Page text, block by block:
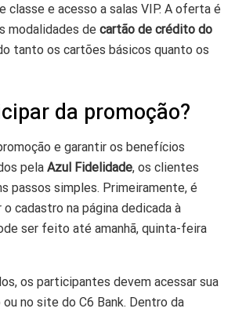
classe e acesso a salas VIP. A oferta é
modalidades de cartão de crédito do
tanto os cartões básicos quanto os
da promoção?
e garantir os benefícios
pela Azul Fidelidade, os clientes
passos simples. Primeiramente, é
cadastro na página dedicada à
ser feito até amanhã, quinta-feira
os participantes devem acessar sua
no site do C6 Bank. Dentro da